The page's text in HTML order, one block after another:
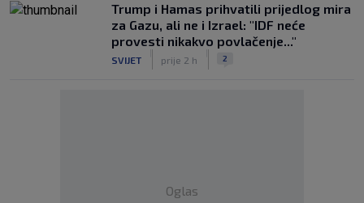
Trump i Hamas prihvatili prijedlog mira
za Gazu, ali ne i Izrael: "IDF neće
provesti nikakvo povlačenje..."
SVIJET prije 2 h 2
Oglas